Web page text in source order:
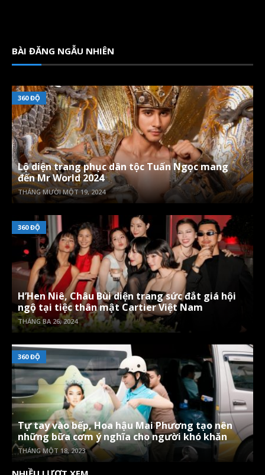
BÀI ĐĂNG NGẪU NHIÊN
360 ĐỘ
Lộ diện trang phục dân tộc Tuấn Ngọc mang
đến Mr World 2024
THÁNG MƯỜI MỘT 19, 2024
360 ĐỘ
H’Hen Niê, Châu Bùi diện trang sức đắt giá hội
ngộ tại tiệc thân mật Cartier Việt Nam
THÁNG BA 26, 2024
360 ĐỘ
Tự tay vào bếp, Hoa hậu Mai Phương tạo nên
những bữa cơm ý nghĩa cho người khó khăn
THÁNG MỘT 18, 2023